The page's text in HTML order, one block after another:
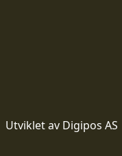
Utviklet av Digipos AS